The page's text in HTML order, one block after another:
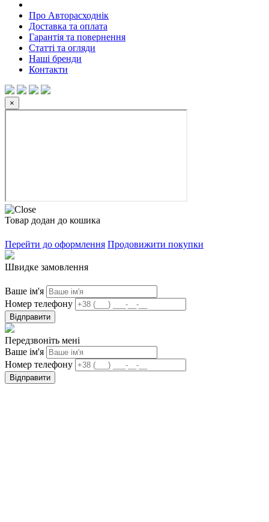
Про Авторасходнік
Доставка та оплата
Гарантія та повернення
Статті та огляди
Наші бренди
Контакти
×
Товар додан до кошика
Перейти до оформлення Продовижити покупки
Швидке замовлення
Ваше ім'я
Номер телефону
Відправити
Передзвоніть мені
Ваше ім'я
Номер телефону
Відправити